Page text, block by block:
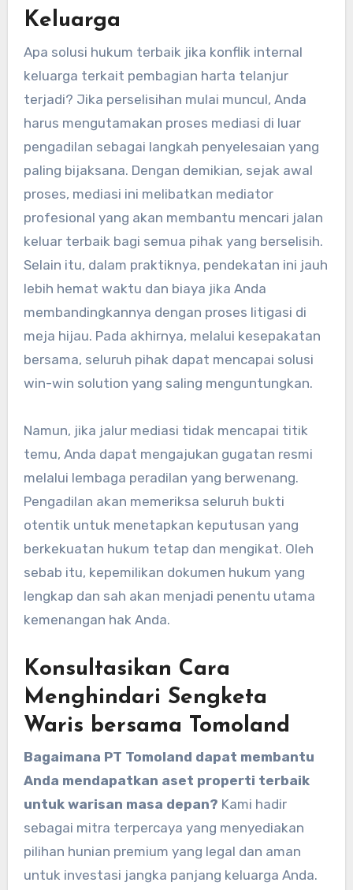
Keluarga
Apa solusi hukum terbaik jika konflik internal
keluarga terkait pembagian harta telanjur
terjadi? Jika perselisihan mulai muncul, Anda
harus mengutamakan proses mediasi di luar
pengadilan sebagai langkah penyelesaian yang
paling bijaksana. Dengan demikian, sejak awal
proses, mediasi ini melibatkan mediator
profesional yang akan membantu mencari jalan
keluar terbaik bagi semua pihak yang berselisih.
Selain itu, dalam praktiknya, pendekatan ini jauh
lebih hemat waktu dan biaya jika Anda
membandingkannya dengan proses litigasi di
meja hijau. Pada akhirnya, melalui kesepakatan
bersama, seluruh pihak dapat mencapai solusi
win-win solution yang saling menguntungkan.
Namun, jika jalur mediasi tidak mencapai titik
temu, Anda dapat mengajukan gugatan resmi
melalui lembaga peradilan yang berwenang.
Pengadilan akan memeriksa seluruh bukti
otentik untuk menetapkan keputusan yang
berkekuatan hukum tetap dan mengikat. Oleh
sebab itu, kepemilikan dokumen hukum yang
lengkap dan sah akan menjadi penentu utama
kemenangan hak Anda.
Konsultasikan Cara
Menghindari Sengketa
Waris bersama Tomoland
Bagaimana PT Tomoland dapat membantu
Anda mendapatkan aset properti terbaik
untuk warisan masa depan? Kami hadir
sebagai mitra terpercaya yang menyediakan
pilihan hunian premium yang legal dan aman
untuk investasi jangka panjang keluarga Anda.